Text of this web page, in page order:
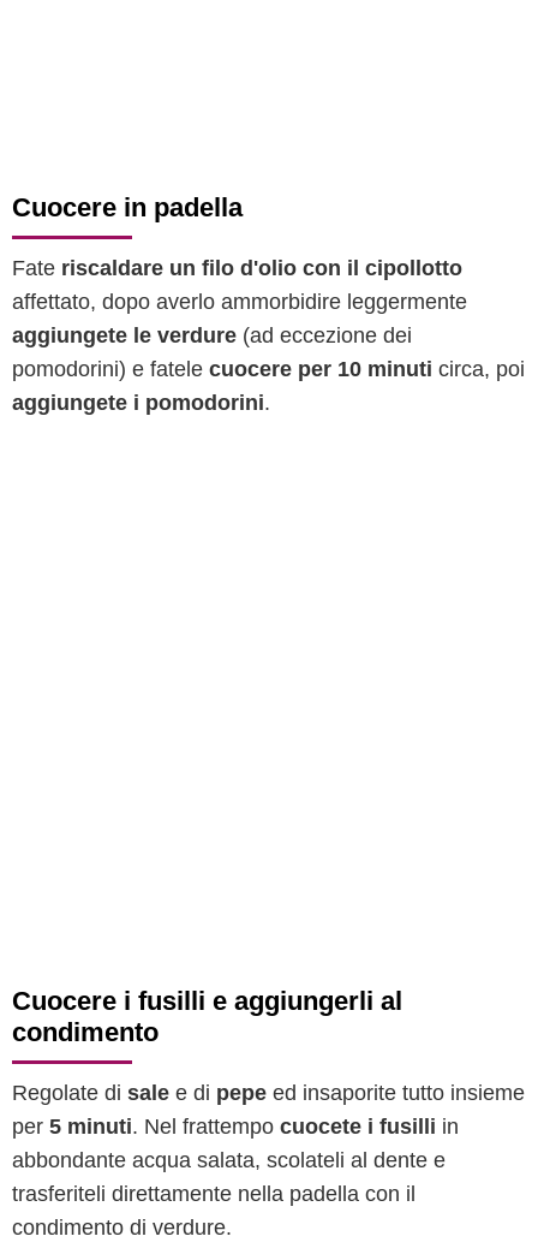
Cuocere in padella
Fate riscaldare un filo d'olio con il cipollotto
affettato, dopo averlo ammorbidire leggermente
aggiungete le verdure (ad eccezione dei
pomodorini) e fatele cuocere per 10 minuti circa, poi
aggiungete i pomodorini.
Cuocere i fusilli e aggiungerli al
condimento
Regolate di sale e di pepe ed insaporite tutto insieme
per 5 minuti. Nel frattempo cuocete i fusilli in
abbondante acqua salata, scolateli al dente e
trasferiteli direttamente nella padella con il
condimento di verdure.